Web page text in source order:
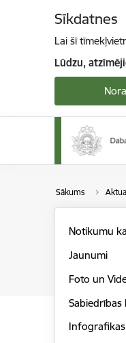
Sīkdatnes
Lai šī
Lūdzu,
Sākums
Notikumu
Jaunumi
Foto un
Sabiedrības
Infografikas